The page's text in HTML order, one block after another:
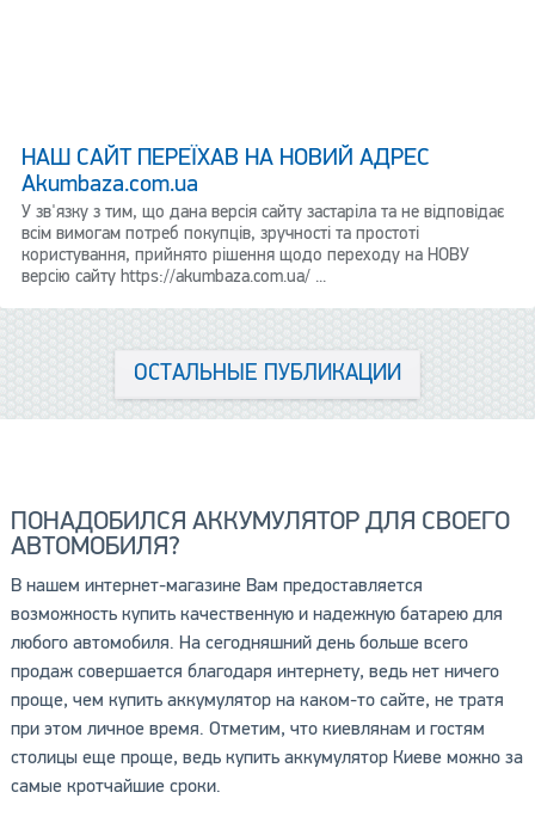
НАШ САЙТ ПЕРЕЇХАВ НА НОВИЙ АДРЕС
Аkumbaza.com.ua
У зв'язку з тим, що дана версія сайту застаріла та не відповідає
всім вимогам потреб покупців, зручності та простоті
користування, прийнято рішення щодо переходу на НОВУ
версію сайту https://akumbaza.com.ua/ ...
ОСТАЛЬНЫЕ ПУБЛИКАЦИИ
ПОНАДОБИЛСЯ АККУМУЛЯТОР ДЛЯ СВОЕГО
АВТОМОБИЛЯ?
В нашем интернет-магазине Вам предоставляется
возможность купить качественную и надежную батарею для
любого автомобиля. На сегодняшний день больше всего
продаж совершается благодаря интернету, ведь нет ничего
проще, чем купить аккумулятор на каком-то сайте, не тратя
при этом личное время. Отметим, что киевлянам и гостям
столицы еще проще, ведь купить аккумулятор Киеве можно за
самые кротчайшие сроки.